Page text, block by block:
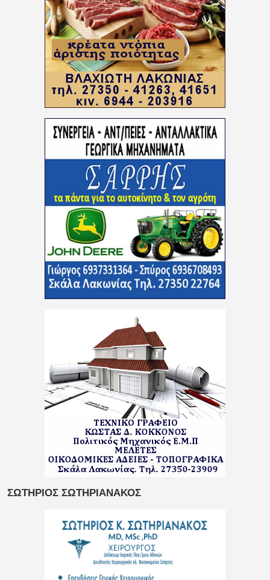
ΣΩΤΗΡΙΟΣ ΣΩΤΗΡΙΑΝΑΚΟΣ